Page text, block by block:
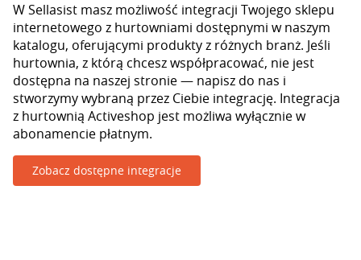
W Sellasist masz możliwość integracji Twojego sklepu
internetowego z hurtowniami dostępnymi w naszym
katalogu, oferującymi produkty z różnych branż. Jeśli
hurtownia, z którą chcesz współpracować, nie jest
dostępna na naszej stronie — napisz do nas i
stworzymy wybraną przez Ciebie integrację. Integracja
z hurtownią Activeshop jest możliwa wyłącznie w
abonamencie płatnym.
Zobacz dostępne integracje